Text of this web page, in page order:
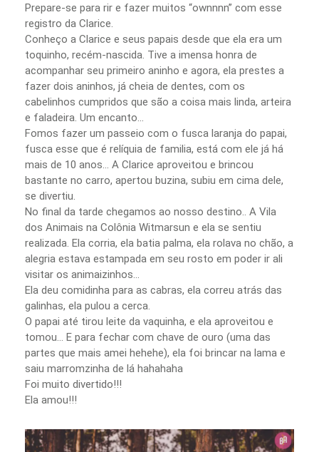
Prepare-se para rir e fazer muitos “ownnnn” com esse
registro da Clarice.
Conheço a Clarice e seus papais desde que ela era um
toquinho, recém-nascida. Tive a imensa honra de
acompanhar seu primeiro aninho e agora, ela prestes a
fazer dois aninhos, já cheia de dentes, com os
cabelinhos cumpridos que são a coisa mais linda, arteira
e faladeira. Um encanto…
Fomos fazer um passeio com o fusca laranja do papai,
fusca esse que é relíquia de familia, está com ele já há
mais de 10 anos… A Clarice aproveitou e brincou
bastante no carro, apertou buzina, subiu em cima dele,
se divertiu.
No final da tarde chegamos ao nosso destino.. A Vila
dos Animais na Colônia Witmarsun e ela se sentiu
realizada. Ela corria, ela batia palma, ela rolava no chão, a
alegria estava estampada em seu rosto em poder ir ali
visitar os animaizinhos…
Ela deu comidinha para as cabras, ela correu atrás das
galinhas, ela pulou a cerca.
O papai até tirou leite da vaquinha, e ela aproveitou e
tomou… E para fechar com chave de ouro (uma das
partes que mais amei hehehe), ela foi brincar na lama e
saiu marromzinha de lá hahahaha
Foi muito divertido!!!
Ela amou!!!